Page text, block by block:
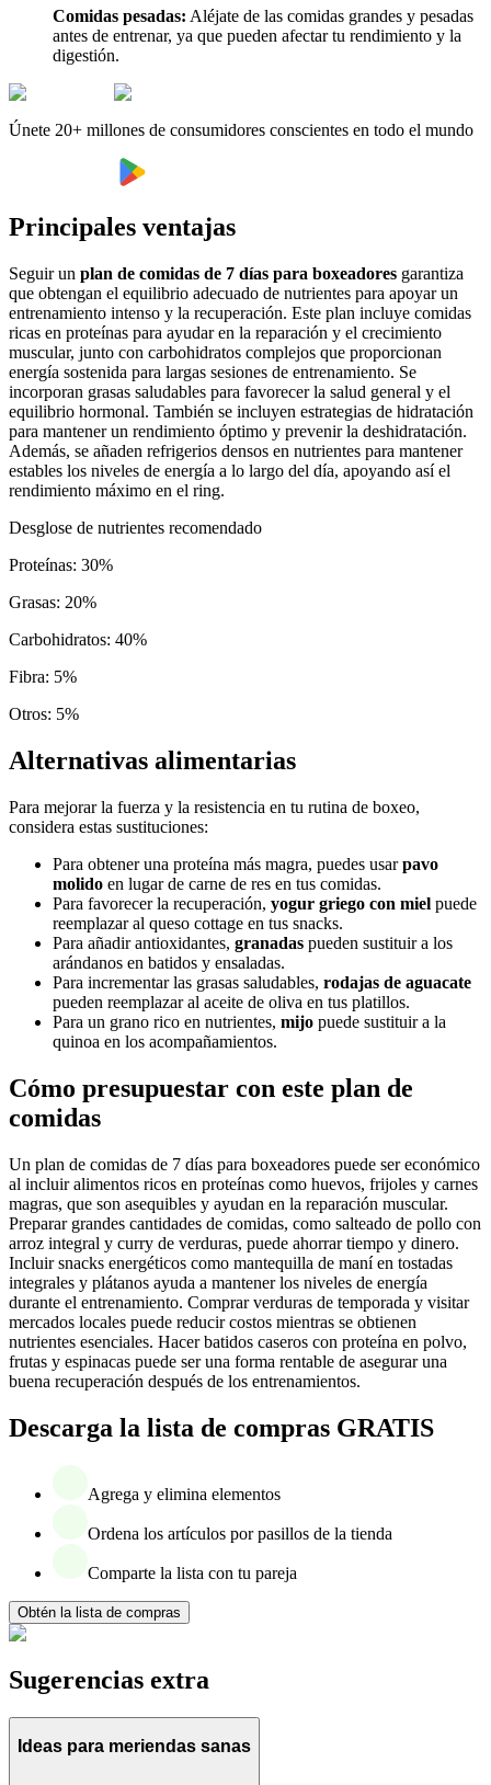
Comidas pesadas: Aléjate de las comidas grandes y pesadas
antes de entrenar, ya que pueden afectar tu rendimiento y la
digestión.
Únete 20+ millones de consumidores conscientes en todo el mundo
Principales ventajas
Seguir un plan de comidas de 7 días para boxeadores garantiza
que obtengan el equilibrio adecuado de nutrientes para apoyar un
entrenamiento intenso y la recuperación. Este plan incluye comidas
ricas en proteínas para ayudar en la reparación y el crecimiento
muscular, junto con carbohidratos complejos que proporcionan
energía sostenida para largas sesiones de entrenamiento. Se
incorporan grasas saludables para favorecer la salud general y el
equilibrio hormonal. También se incluyen estrategias de hidratación
para mantener un rendimiento óptimo y prevenir la deshidratación.
Además, se añaden refrigerios densos en nutrientes para mantener
estables los niveles de energía a lo largo del día, apoyando así el
rendimiento máximo en el ring.
Desglose de nutrientes recomendado
Proteínas: 30%
Grasas: 20%
Carbohidratos: 40%
Fibra: 5%
Otros: 5%
Alternativas alimentarias
Para mejorar la fuerza y la resistencia en tu rutina de boxeo,
considera estas sustituciones:
Para obtener una proteína más magra, puedes usarpavo
molido en lugar de carne de res en tus comidas.
Para favorecer la recuperación, yogur griego con miel puede
reemplazar al queso cottage en tus snacks.
Para añadir antioxidantes, granadas pueden sustituir a los
arándanos en batidos y ensaladas.
Para incrementar las grasas saludables, rodajas de aguacate
pueden reemplazar al aceite de oliva en tus platillos.
Para un grano rico en nutrientes, mijo puede sustituir a la
quinoa en los acompañamientos.
Cómo presupuestar con este plan de
comidas
Un plan de comidas de 7 días para boxeadores puede ser económico
al incluir alimentos ricos en proteínas como huevos, frijoles y carnes
magras, que son asequibles y ayudan en la reparación muscular.
Preparar grandes cantidades de comidas, como salteado de pollo con
arroz integral y curry de verduras, puede ahorrar tiempo y dinero.
Incluir snacks energéticos como mantequilla de maní en tostadas
integrales y plátanos ayuda a mantener los niveles de energía
durante el entrenamiento. Comprar verduras de temporada y visitar
mercados locales puede reducir costos mientras se obtienen
nutrientes esenciales. Hacer batidos caseros con proteína en polvo,
frutas y espinacas puede ser una forma rentable de asegurar una
buena recuperación después de los entrenamientos.
Descarga la lista de compras GRATIS
Agrega y elimina elementos
Ordena los artículos por pasillos de la tienda
Comparte la lista con tu pareja
Obtén la lista de compras
Sugerencias extra
Ideas para meriendas sanas